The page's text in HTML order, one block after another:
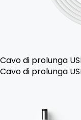
Cavo di prolunga
Cavo di prolunga